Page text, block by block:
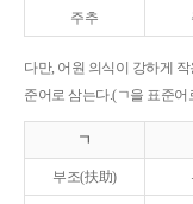
주추
다만, 어원 의식이 강하게
준어로 삼는다.(ㄱ을 표준어
ㄱ
부조(扶助)